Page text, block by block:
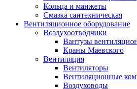
Кольца и манжеты
Смазка сантехническая
Вентиляционное оборудование
Воздухоотводчики
Вантузы
Краны Маевского
Вентиляция
Вентиляторы
Вентиляционные
Воздуховоды